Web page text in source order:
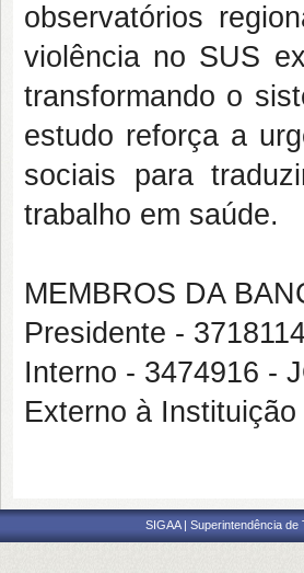
observatórios
violência no SUS
transformando o
estudo reforça a
sociais para
trabalho em saúde.
MEMBROS DA
Presidente -
Interno - 3474916 -
Externo à
SIGAA | Superintendência